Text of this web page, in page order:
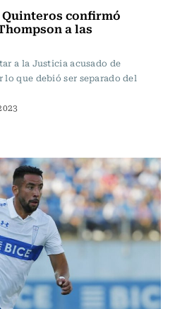
confirmó
a las
a la Justicia acusado de
que debió ser separado del